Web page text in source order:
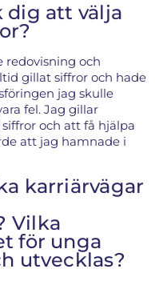
dig att välja
redovisning och
gillat siffror och hade
jag skulle
fel. Jag gillar
och att få hjälpa
att jag hamnade i
karriärvägar
Vilka
för unga
utvecklas?